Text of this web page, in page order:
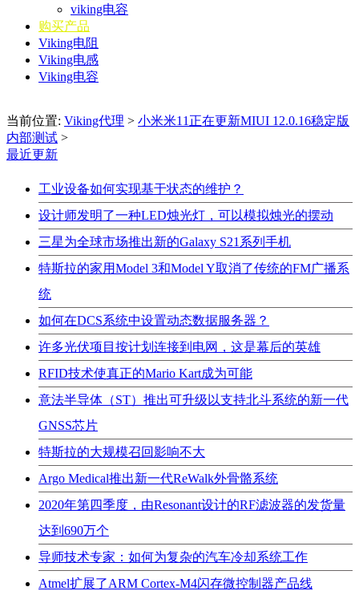
viking电容
购买产品
Viking电阻
Viking电感
Viking电容
当前位置: Viking代理 > 小米米11正在更新MIUI 12.0.16稳定版
内部测试 >
最近更新
工业设备如何实现基于状态的维护？
设计师发明了一种LED烛光灯，可以模拟烛光的摆动
三星为全球市场推出新的Galaxy S21系列手机
特斯拉的家用Model 3和Model Y取消了传统的FM广播系
统
如何在DCS系统中设置动态数据服务器？
许多光伏项目按计划连接到电网，这是幕后的英雄
RFID技术使真正的Mario Kart成为可能
意法半导体（ST）推出可升级以支持北斗系统的新一代
GNSS芯片
特斯拉的大规模召回影响不大
Argo Medical推出新一代ReWalk外骨骼系统
2020年第四季度，由Resonant设计的RF滤波器的发货量
达到690万个
导师技术专家：如何为复杂的汽车冷却系统工作
Atmel扩展了ARM Cortex-M4闪存微控制器产品线